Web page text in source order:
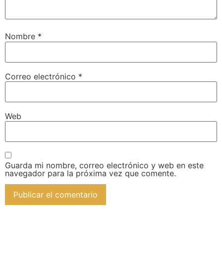
Nombre *
Correo electrónico *
Web
Guarda mi nombre, correo electrónico y web en este
navegador para la próxima vez que comente.